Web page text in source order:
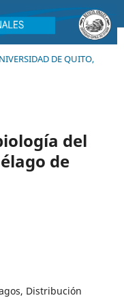
DE QUITO,
del
de
Distribución